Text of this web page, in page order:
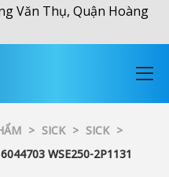
Văn Thụ, Quận Hoàng
> SICK > SICK >
WSE250-2P1131